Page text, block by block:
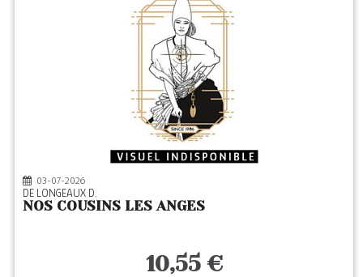
03-07-2026
DE LONGEAUX D.
NOS COUSINS LES ANGES
10,55 €